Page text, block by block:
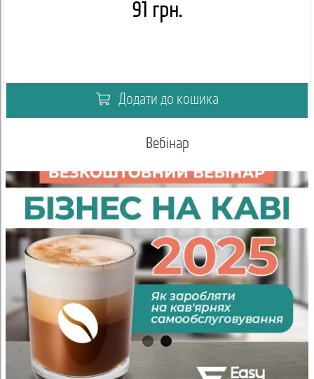
91 грн.
Додати до кошика
Вебінар